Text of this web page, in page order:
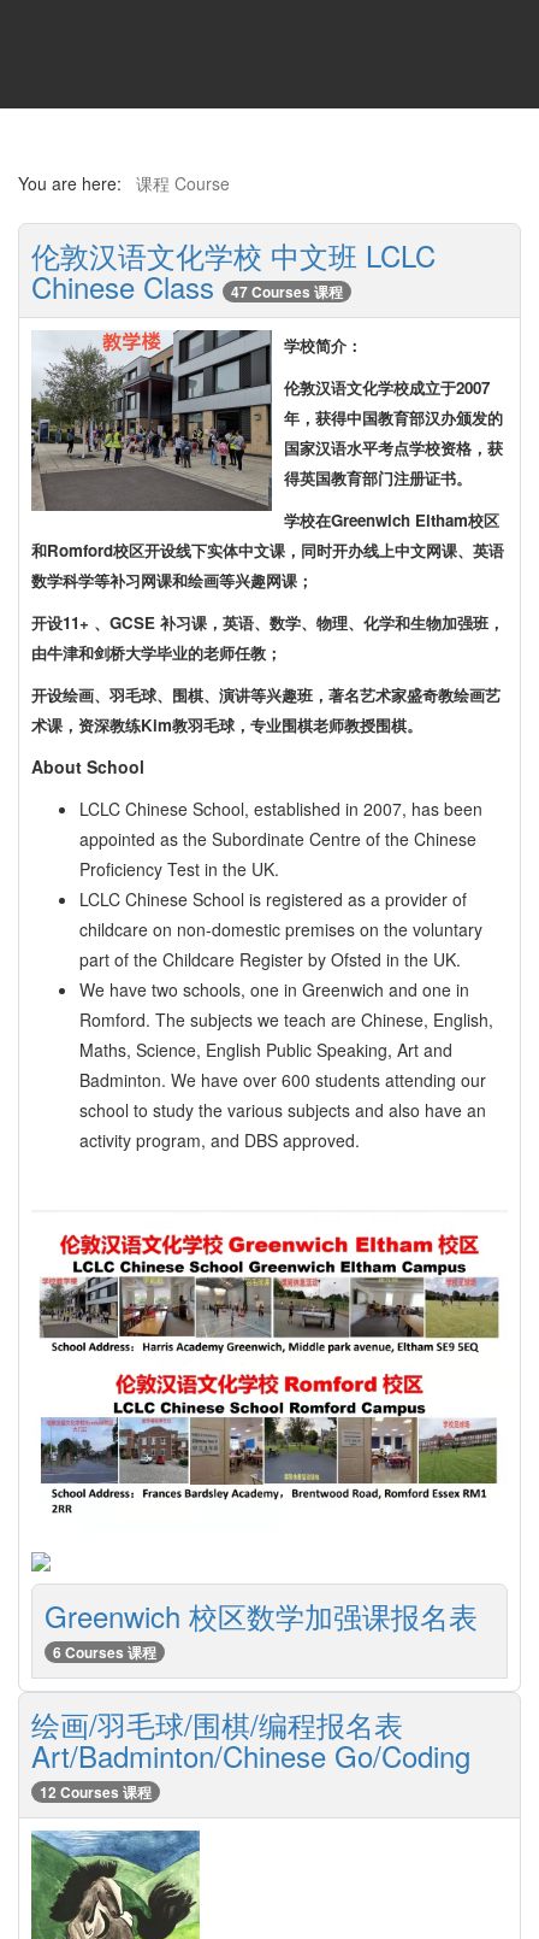
You are here: 课程 Course
伦敦汉语文化学校 中文班 LCLC
Chinese Class 47 Courses 课程
学校简介：
伦敦汉语文化学校成立于2007
年，获得中国教育部汉办颁发的
国家汉语水平考点学校资格，获
得英国教育部门注册证书。
学校在Greenwich Eltham校区
和Romford校区开设线下实体中文课，同时开办线上中文网课、英语
数学科学等补习网课和绘画等兴趣网课；
开设11+ 、GCSE 补习课，英语、数学、物理、化学和生物加强班，
由牛津和剑桥大学毕业的老师任教；
开设绘画、羽毛球、围棋、演讲等兴趣班，著名艺术家盛奇教绘画艺
术课，资深教练Kim教羽毛球，专业围棋老师教授围棋。
About School
LCLC Chinese School, established in 2007, has been
appointed as the Subordinate Centre of the Chinese
Proficiency Test in the UK.
LCLC Chinese School is registered as a provider of
childcare on non-domestic premises on the voluntary
part of the Childcare Register by Ofsted in the UK.
We have two schools, one in Greenwich and one in
Romford. The subjects we teach are Chinese, English,
Maths, Science, English Public Speaking, Art and
Badminton. We have over 600 students attending our
school to study the various subjects and also have an
activity program, and DBS approved.
Greenwich 校区数学加强课报名表
6 Courses 课程
绘画/羽毛球/围棋/编程报名表
Art/Badminton/Chinese Go/Coding
12 Courses 课程